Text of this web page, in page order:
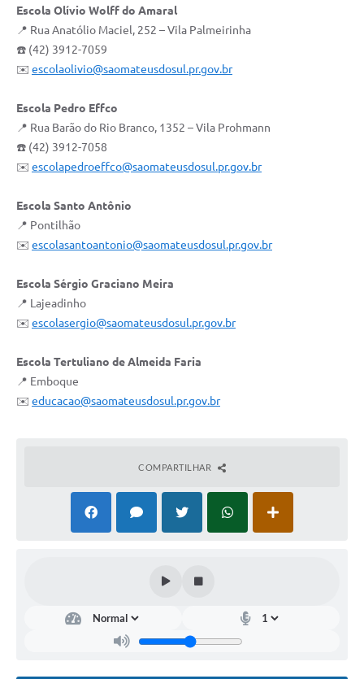
Escola Olívio Wolff do Amaral
📍 Rua Anatólio Maciel, 252 – Vila Palmeirinha
☎️ (42) 3912-7059
✉️ escolaolivio@saomateusdosul.pr.gov.br
Escola Pedro Effco
📍 Rua Barão do Rio Branco, 1352 – Vila Prohmann
☎️ (42) 3912-7058
✉️ escolapedroeffco@saomateusdosul.pr.gov.br
Escola Santo Antônio
📍 Pontilhão
✉️ escolasantoantonio@saomateusdosul.pr.gov.br
Escola Sérgio Graciano Meira
📍 Lajeadinho
✉️ escolasergio@saomateusdosul.pr.gov.br
Escola Tertuliano de Almeida Faria
📍 Emboque
✉️ educacao@saomateusdosul.pr.gov.br
COMPARTILHAR